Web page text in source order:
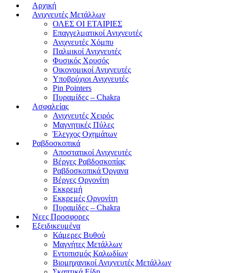
Αρχική
Ανιχνευτές Μετάλλων
ΟΛΕΣ ΟΙ ΕΤΑΙΡΙΕΣ
Επαγγελματικοί Ανιχνευτές
Ανιχνευτές Χόμπυ
Παλμικοί Ανιχνευτές
Φυσικός Χρυσός
Οικονομικοί Ανιχνευτές
Υποβρύχιοι Ανιχνευτές
Pin Pointers
Πυραμίδες – Chakra
Ασφαλείας
Ανιχνευτές Χειρός
Μαγνητικές Πύλες
Έλεγχος Οχημάτων
Ραβδοσκοπικά
Αποστατικοί Ανιχνευτές
Βέργες Ραβδοσκοπίας
Ραβδοσκοπικά Όργανα
Βέργες Οργονίτη
Εκκρεμή
Εκκρεμές Οργονίτη
Πυραμίδες – Chakra
Νεες Προσφορες
Εξειδικευμένα
Κάμερες Βυθού
Μαγνήτες Μετάλλων
Εντοπισμός Καλωδίων
Βιομηχανικοί Ανιχνευτές Μετάλλων